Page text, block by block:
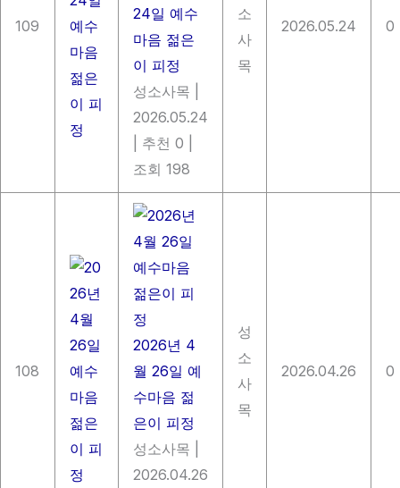
109
24일 예수
마음 젊은
이 피정
성소사목
2026.05.24
추천 0
조회 198
소
사
목
2026.05.24 0
108
2026년 4
월 26일 예
수마음 젊
은이 피정
성소사목
2026.04.26
성
소
사
목
2026.04.26 0